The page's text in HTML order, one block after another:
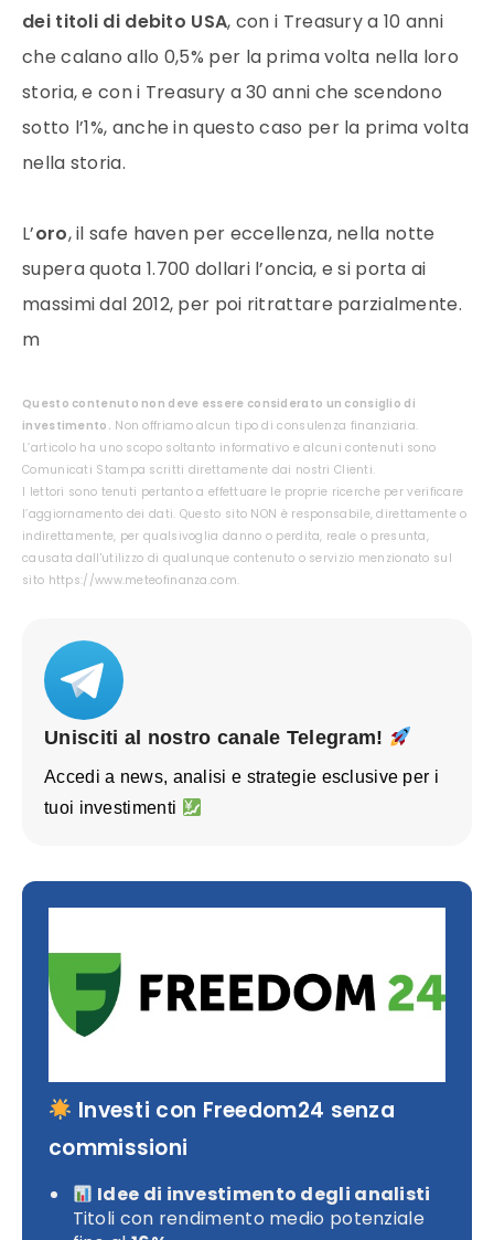
dei titoli di debito USA, con i Treasury a 10 anni
che calano allo 0,5% per la prima volta nella loro
storia, e con i Treasury a 30 anni che scendono
sotto l’1%, anche in questo caso per la prima volta
nella storia.
L’oro, il safe haven per eccellenza, nella notte
supera quota 1.700 dollari l’oncia, e si porta ai
massimi dal 2012, per poi ritrattare parzialmente.
m
Questo contenuto non deve essere considerato un consiglio di
investimento. Non offriamo alcun tipo di consulenza finanziaria.
L’articolo ha uno scopo soltanto informativo e alcuni contenuti sono
Comunicati Stampa scritti direttamente dai nostri Clienti.
I lettori sono tenuti pertanto a effettuare le proprie ricerche per verificare
l’aggiornamento dei dati. Questo sito NON è responsabile, direttamente o
indirettamente, per qualsivoglia danno o perdita, reale o presunta,
causata dall'utilizzo di qualunque contenuto o servizio menzionato sul
sito https://www.meteofinanza.com.
Unisciti al nostro canale Telegram!
Accedi a news, analisi e strategie esclusive per i
tuoi investimenti
Investi con Freedom24 senza
commissioni
Idee di investimento degli analisti
Titoli con rendimento medio potenziale